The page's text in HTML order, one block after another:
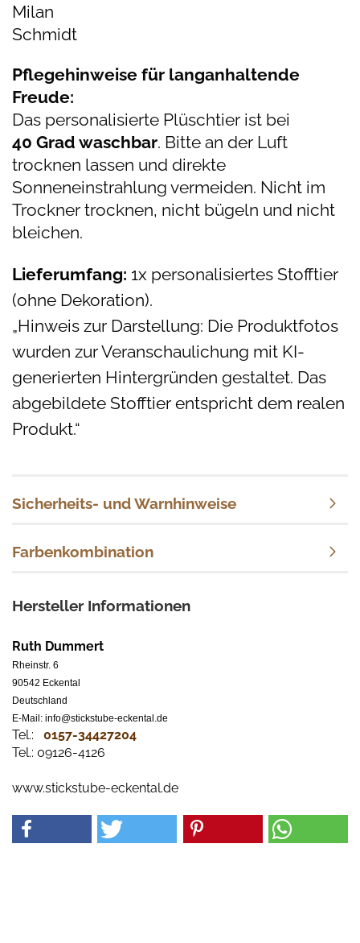
Milan
Schmidt
Pflegehinweise für langanhaltende
Freude:
Das personalisierte Plüschtier ist bei
40 Grad waschbar. Bitte an der Luft
trocknen lassen und direkte
Sonneneinstrahlung vermeiden. Nicht im
Trockner trocknen, nicht bügeln und nicht
bleichen.
Lieferumfang: 1x personalisiertes Stofftier
(ohne Dekoration).
„Hinweis zur Darstellung: Die Produktfotos
wurden zur Veranschaulichung mit KI-
generierten Hintergründen gestaltet. Das
abgebildete Stofftier entspricht dem realen
Produkt.“
Sicherheits- und Warnhinweise
Farbenkombination
Hersteller Informationen
Ruth Dummert
Rheinstr. 6
90542 Eckental
Deutschland
E-Mail: info@stickstube-eckental.de
Tel.: 0157-34427204​
Tel.: 09126-4126
www.stickstube-eckental.de